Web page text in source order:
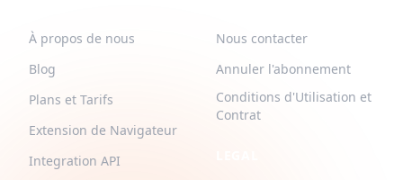
À propos de nous
Blog
Plans et Tarifs
Extension de Navigateur
Integration API
Nous contacter
Annuler l'abonnement
Conditions d'Utilisation et
Contrat